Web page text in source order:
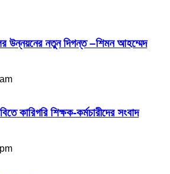
উন্নয়নের নতুন দিগন্ত –শিমন আহম্মেদ
কারিগরি শিক্ষক-কর্মচারীদের সংবাদ